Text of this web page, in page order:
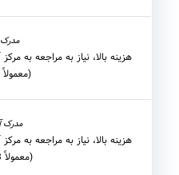
هزینه بالا، نیاز به مراجعه به
(معمولاً 10 روز)
هزینه بالا، نیاز به مراجعه به
(معمولاً 13 روز).